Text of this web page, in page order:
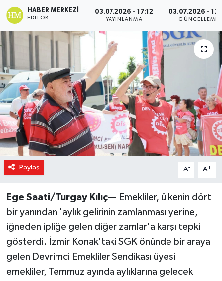
HABER MERKEZI
EDITÖR
03.07.2026 - 17:12
YAYINLANMA
03.07.2026 -
GÜNCELLEME
Paylaş A- A+
Ege Saati/Turgay Kılıç— Emekliler, ülkenin dört
bir yanından 'aylık gelirinin zamlanması yerine,
iğneden ipliğe gelen diğer zamlar'a karşı tepki
gösterdi. İzmir Konak'taki SGK önünde bir araya
gelen Devrimci Emekliler Sendikası üyesi
emekliler, Temmuz ayında aylıklarına gelecek
Magazin
Özel Haber
Sağlık
Siyaset
Son Dakika
Spor